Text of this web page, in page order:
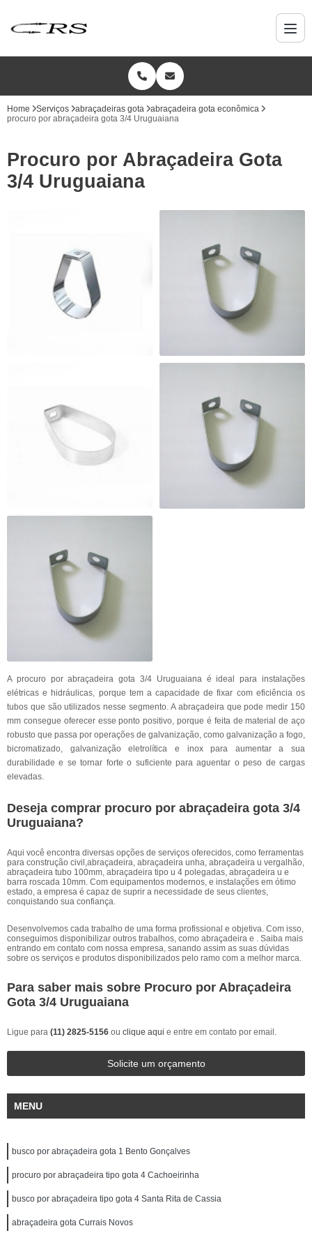
Home Serviços abraçadeiras gota
abraçadeira gota econômica
procuro por abraçadeira gota 3/4 Uruguaiana
Procuro por Abraçadeira Gota
3/4 Uruguaiana
A procuro por abraçadeira gota 3/4 Uruguaiana é ideal para instalações
elétricas e hidráulicas, porque tem a capacidade de fixar com eficiência os
tubos que são utilizados nesse segmento. A abraçadeira que pode medir 150
mm consegue oferecer esse ponto positivo, porque é feita de material de aço
robusto que passa por operações de galvanização, como galvanização a fogo,
bicromatizado, galvanização eletrolítica e inox para aumentar a sua
durabilidade e se tornar forte o suficiente para aguentar o peso de cargas
elevadas.
Deseja comprar procuro por abraçadeira gota 3/4
Uruguaiana?
Aqui você encontra diversas opções de serviços oferecidos, como ferramentas
para construção civil,abraçadeira, abraçadeira unha, abraçadeira u vergalhão,
abraçadeira tubo 100mm, abraçadeira tipo u 4 polegadas, abraçadeira u e
barra roscada 10mm. Com equipamentos modernos, e instalações em ótimo
estado, a empresa é capaz de suprir a necessidade de seus clientes,
conquistando sua confiança.
Desenvolvemos cada trabalho de uma forma profissional e objetiva. Com isso,
conseguimos disponibilizar outros trabalhos, como abraçadeira e . Saiba mais
entrando em contato com nossa empresa, sanando assim as suas dúvidas
sobre os serviços e produtos disponibilizados pelo ramo com a melhor marca.
Para saber mais sobre Procuro por Abraçadeira
Gota 3/4 Uruguaiana
Ligue para (11) 2825-5156 ou clique aqui e entre em contato por email.
Solicite um orçamento
MENU
busco por abraçadeira gota 1 Bento Gonçalves
procuro por abraçadeira tipo gota 4 Cachoeirinha
busco por abraçadeira tipo gota 4 Santa Rita de Cassia
abraçadeira gota Currais Novos